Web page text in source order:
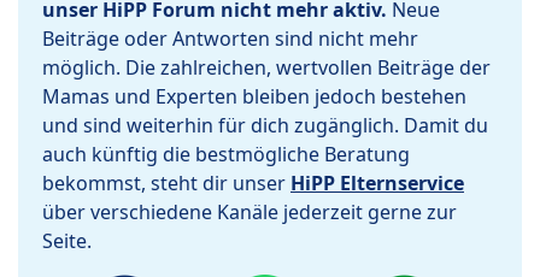
unser HiPP Forum nicht mehr aktiv. Neue
Beiträge oder Antworten sind nicht mehr
möglich. Die zahlreichen, wertvollen Beiträge der
Mamas und Experten bleiben jedoch bestehen
und sind weiterhin für dich zugänglich. Damit du
auch künftig die bestmögliche Beratung
bekommst, steht dir unser HiPP Elternservice
über verschiedene Kanäle jederzeit gerne zur
Seite.